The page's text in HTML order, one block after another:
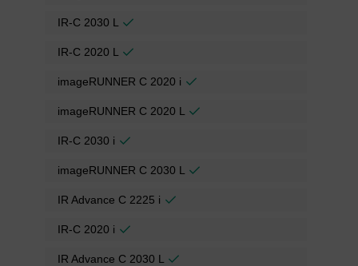
IR-C 2030 L
IR-C 2020 L
imageRUNNER C 2020 i
imageRUNNER C 2020 L
IR-C 2030 i
imageRUNNER C 2030 L
IR Advance C 2225 i
IR-C 2020 i
IR Advance C 2030 L